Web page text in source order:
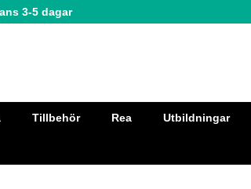
3-5 dagar
Tillbehör Rea Utbildningar